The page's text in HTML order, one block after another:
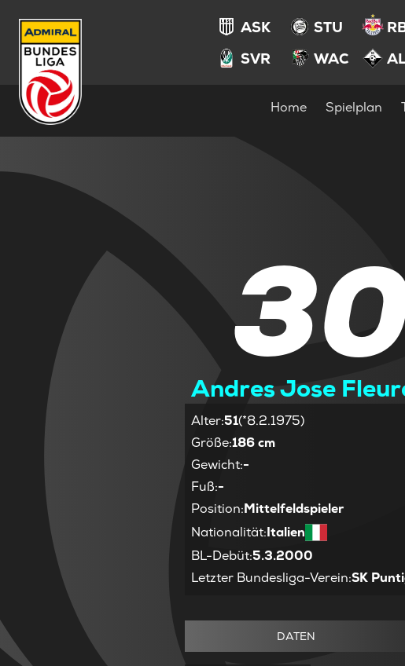
ASK STU
SVR
WAC
Home Spielplan
Andres Jose
Alter:51(*8.2.1975)
Größe:186 cm
Gewicht:-
Fuß:-
Position:Mittelfeldspieler
Nationalität:Italien
BL-Debüt:5.3.2000
Letzter Bundesliga-Verein:SK
DATEN